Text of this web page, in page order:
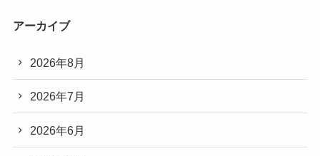
アーカイブ
2026年8月
2026年7月
2026年6月